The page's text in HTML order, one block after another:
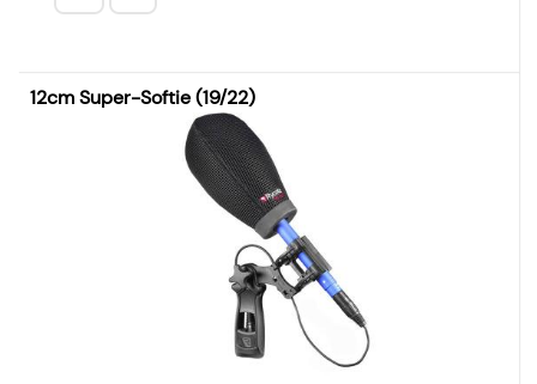
12cm Super-Softie (19/22)